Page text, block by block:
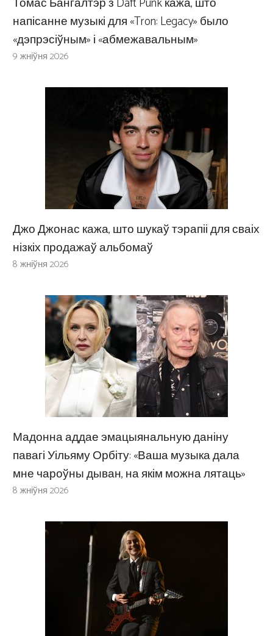
напісанне музыкі для «Tron: Legacy» было
«дэпрэсіўным» і «абмежавальным»
9 жніўня 2026
Джо Джонас кажа, што шукаў тэрапіі для сваіх
нізкіх продажаў альбомаў
8 жніўня 2026
Мадонна аддае эмацыянальную даніну
павагі Уільяму Орбіту: «Ваша музыка дала
мне чароўны дыван, на якім можна лятаць»
8 жніўня 2026